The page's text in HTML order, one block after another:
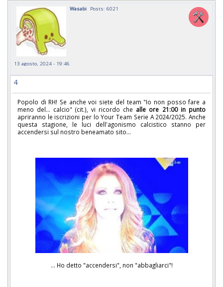
Wasabi Posts: 6021
13 agosto, 2024 - 19:46
4
Popolo di RH! Se anche voi siete del team "Io non posso fare a
meno del... calcio" (cit.), vi ricordo che alle ore 21:00 in punto
apriranno le iscrizioni per lo Your Team Serie A 2024/2025. Anche
questa stagione, le luci dell'agonismo calcistico stanno per
accendersi sul nostro beneamato sito...
... Ho detto "accendersi", non "abbagliarci"!